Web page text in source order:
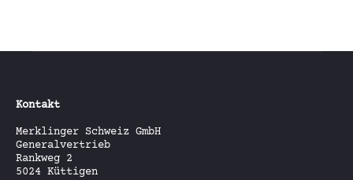
Kontakt
Merklinger Schweiz GmbH
Generalvertrieb
Rankweg 2
5024 Küttigen